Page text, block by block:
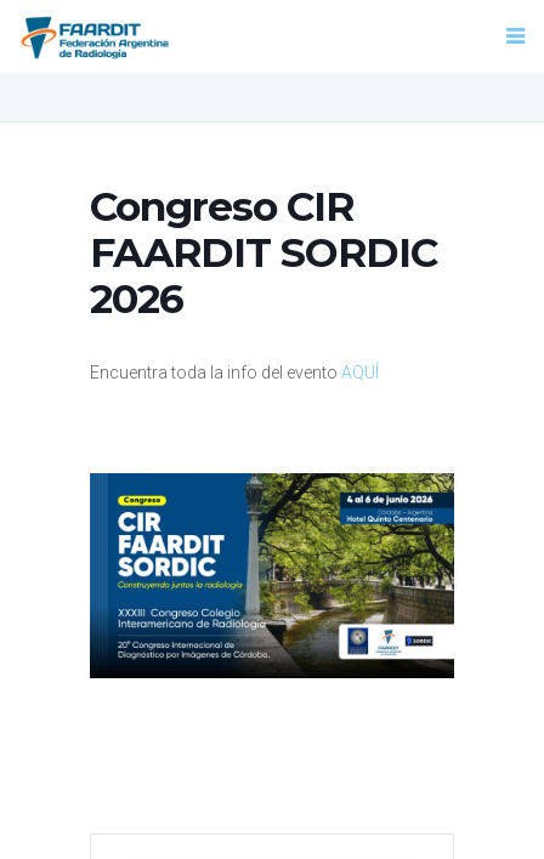
Congreso CIR
FAARDIT SORDIC
2026
Encuentra toda la info del evento AQUÍ